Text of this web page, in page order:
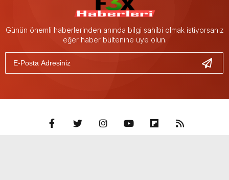
Günün önemli haberlerinden anında bilgi sahibi olmak istiyorsanız
eğer haber bültenine üye olun.